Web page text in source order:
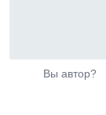
Вы автор?